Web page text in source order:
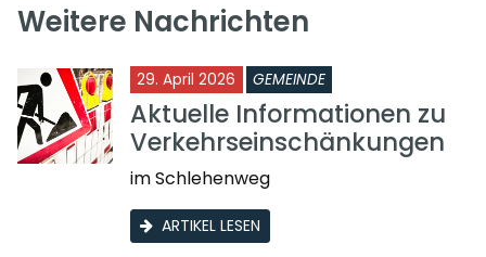
Weitere Nachrichten
29. April 2026 GEMEINDE
Aktuelle Informationen zu
Verkehrseinschänkungen
im Schlehenweg
ARTIKEL LESEN